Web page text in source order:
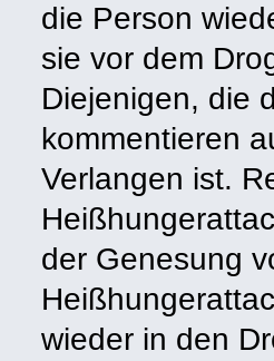
die Person
sie vor dem
Diejenigen, die
kommentieren
Verlangen ist.
der Genesung
wieder in den